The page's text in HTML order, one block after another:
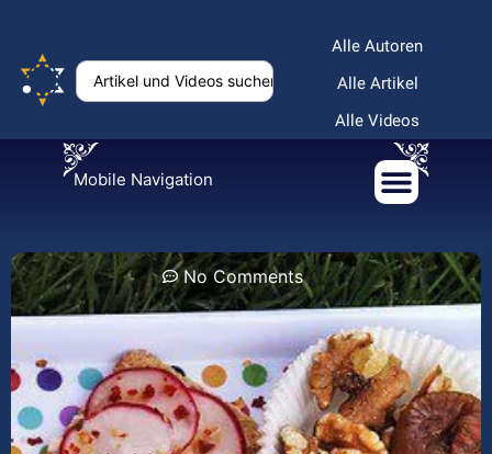
Alle Autoren
Alle Artikel
Alle Videos
Mobile Navigation
No Comments